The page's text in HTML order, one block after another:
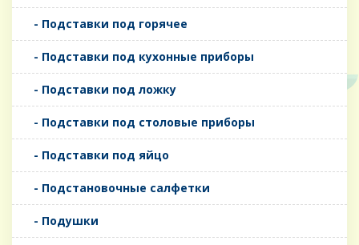
- Подставки под горячее
- Подставки под кухонные приборы
- Подставки под ложку
- Подставки под столовые приборы
- Подставки под яйцо
- Подстановочные салфетки
- Подушки